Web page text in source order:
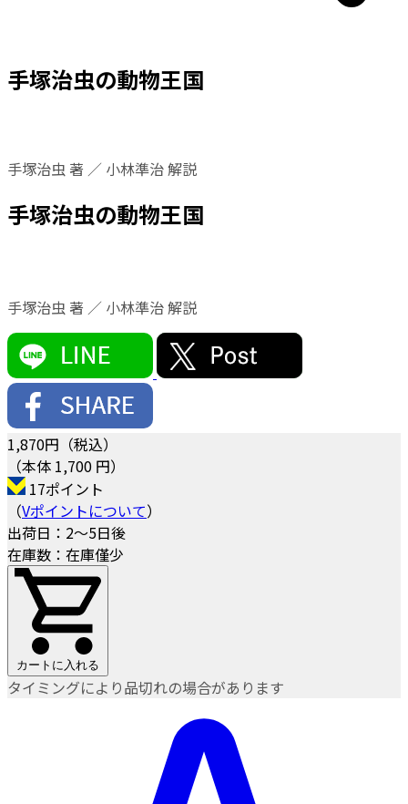
手塚治虫の動物王国
手塚治虫 著 ／ 小林準治 解説
手塚治虫の動物王国
手塚治虫 著 ／ 小林準治 解説
1,870円（税込）
（本体 1,700 円）
17ポイント
（Vポイントについて）
出荷日：2～5日後
在庫数：在庫僅少
カートに入れる
タイミングにより品切れの場合があります